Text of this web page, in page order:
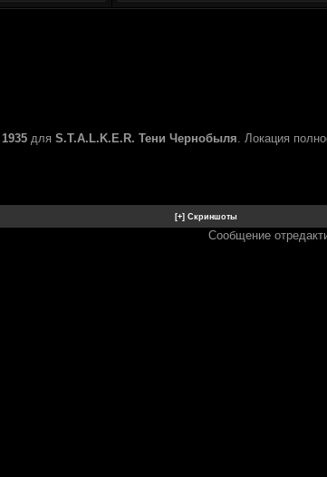
1935 для S.T.A.L.K.E.R. Тени Чернобыля. Локация
Сообщение